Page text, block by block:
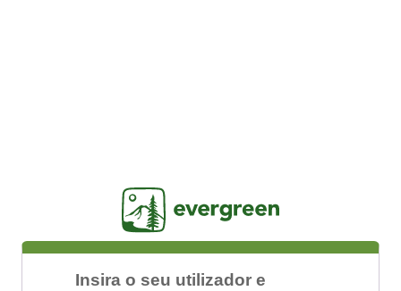
Insira o seu utilizador e